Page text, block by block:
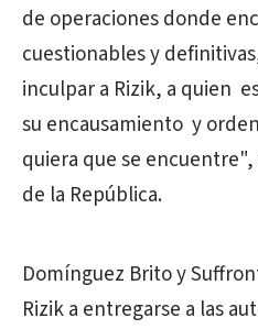
de operaciones donde
cuestionables y
inculpar a Rizik, a quien
su encausamiento y
quiera que se
de la República.
Domínguez Brito y
Rizik a entregarse a las